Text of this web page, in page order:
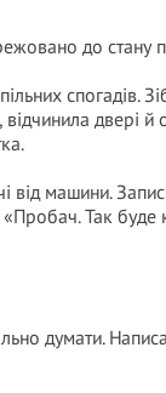
до стану
спогадів.
двері й
від машини.
«Пробач. Так
думати.